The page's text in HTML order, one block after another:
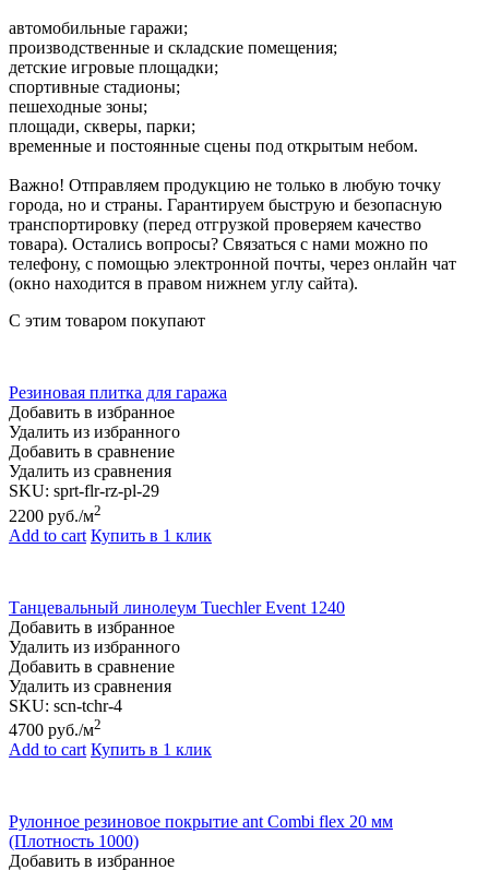
автомобильные гаражи;
производственные и складские помещения;
детские игровые площадки;
спортивные стадионы;
пешеходные зоны;
площади, скверы, парки;
временные и постоянные сцены под открытым небом.
Важно! Отправляем продукцию не только в любую точку
города, но и страны. Гарантируем быструю и безопасную
транспортировку (перед отгрузкой проверяем качество
товара). Остались вопросы? Связаться с нами можно по
телефону, с помощью электронной почты, через онлайн чат
(окно находится в правом нижнем углу сайта).
С этим товаром покупают
Резиновая плитка для гаража
Добавить в избранное
Удалить из избранного
Добавить в сравнение
Удалить из сравнения
SKU: sprt-flr-rz-pl-29
2200 руб./м2
Add to cart Купить в 1 клик
Танцевальный линолеум Tuechler Event 1240
Добавить в избранное
Удалить из избранного
Добавить в сравнение
Удалить из сравнения
SKU: scn-tchr-4
4700 руб./м2
Add to cart Купить в 1 клик
Рулонное резиновое покрытие ant Combi flex 20 мм
(Плотность 1000)
Добавить в избранное